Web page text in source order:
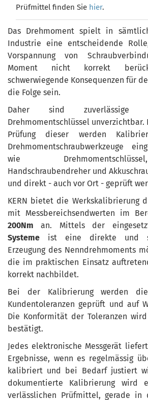
Prüfmittel finden Sie hier.
Das Drehmoment spielt in
Industrie eine entscheidende
Vorspannung von
Moment nicht korrekt
schwerwiegende Konsequenzen für
die Folge sein.
Daher sind zuverlässige
Drehmomentschlüssel unverzichtbar.
Prüfung dieser werden
Drehmomentschraubwerkzeuge
wie
Handschraubendreher und
und direkt - auch vor Ort - geprüft
KERN bietet die Werkskalibrierung
mit Messbereichsendwerten im
200Nm an. Mittels der
Systeme ist eine direkte und
Erzeugung des Nenndrehmoments
die im praktischen Einsatz
korrekt nachbildet.
Bei der Kalibrierung werden
Kundentoleranzen geprüft und auf
Die Konformität der Toleranzen
bestätigt.
Jedes elektronische Messgerät
Ergebnisse, wenn es regelmässig
kalibriert und bei Bedarf justiert
dokumentierte Kalibrierung wird
verlässlichen Prüfmittel, gerade in